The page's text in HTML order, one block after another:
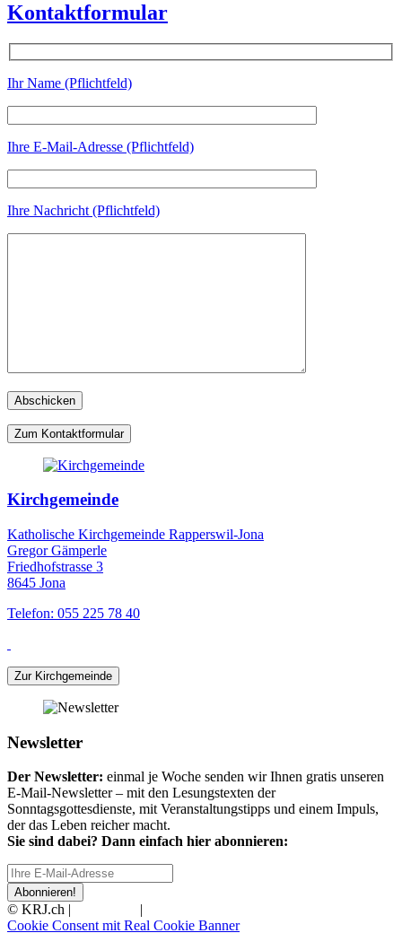
Kontaktformular
Ihr Name (Pflichtfeld)
Ihre E-Mail-Adresse (Pflichtfeld)
Ihre Nachricht (Pflichtfeld)
Zum Kontaktformular
Kirchgemeinde
Katholische Kirchgemeinde Rapperswil-Jona
Gregor Gämperle
Friedhofstrasse 3
8645 Jona
Telefon: 055 225 78 40
Zur Kirchgemeinde
Newsletter
Der Newsletter: einmal je Woche senden wir Ihnen gratis unseren
E-Mail-Newsletter – mit den Lesungstexten der
Sonntagsgottesdienste, mit Veranstaltungstipps und einem Impuls,
der das Leben reicher macht.
Sie sind dabei? Dann einfach hier abonnieren:
Abonnieren!
© KRJ.ch | |
Cookie Consent mit Real Cookie Banner